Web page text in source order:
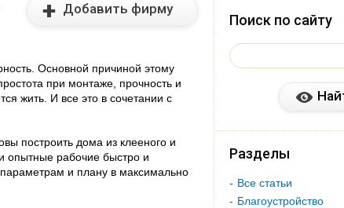
Добавить фирму
Основной причиной этому
при монтаже, прочность и
жить. И все это в сочетании с
построить дома из клееного и
опытные рабочие быстро и
и плану в максимально
Поиск по сайту
Разделы
Все статьи
Благоустройство